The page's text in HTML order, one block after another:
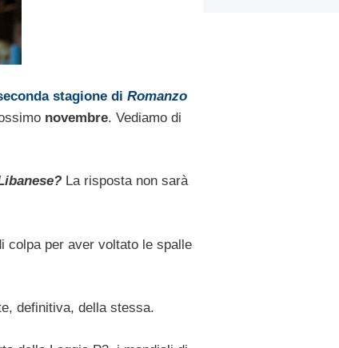
stagione di Romanzo
novembre. Vediamo di
La risposta non sarà
colpa per aver voltato le spalle
definitiva, della stessa.